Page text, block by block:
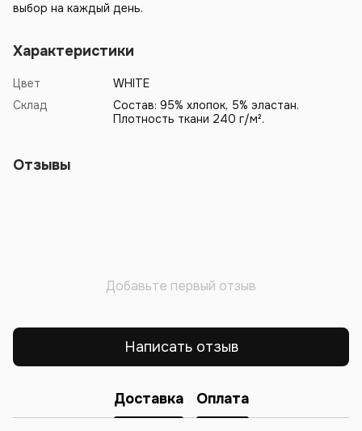
выбор на каждый день.
Характеристики
Цвет
WHITE
Склад
Состав: 95% хлопок, 5% эластан.
Плотность ткани 240 г/м².
Отзывы
Добавьте первый отзыв
Написать отзыв
Доставка Оплата